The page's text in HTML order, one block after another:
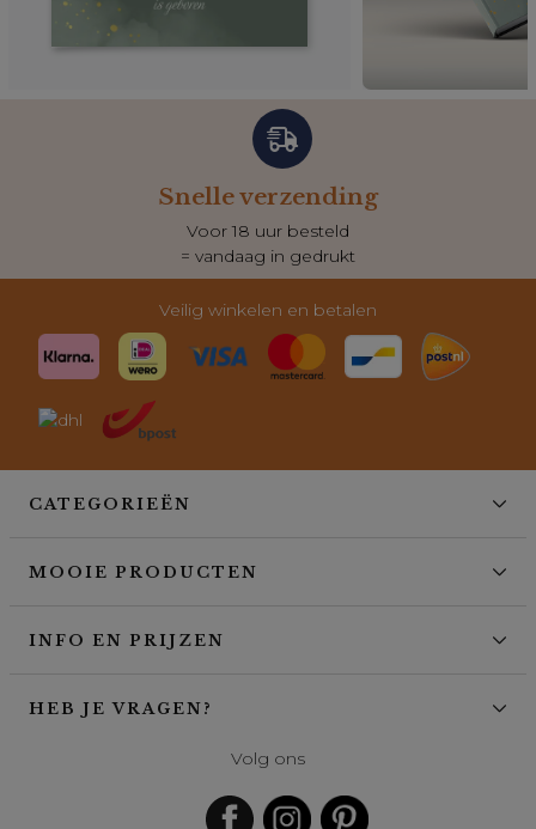
Snelle verzending
Voor 18 uur besteld
= vandaag in gedrukt
Veilig winkelen en betalen
CATEGORIEËN
MOOIE PRODUCTEN
INFO EN PRIJZEN
HEB JE VRAGEN?
Volg ons